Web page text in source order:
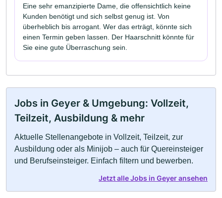
Eine sehr emanzipierte Dame, die offensichtlich keine
Kunden benötigt und sich selbst genug ist. Von
überheblich bis arrogant. Wer das erträgt, könnte sich
einen Termin geben lassen. Der Haarschnitt könnte für
Sie eine gute Überraschung sein.
Jobs in Geyer & Umgebung: Vollzeit,
Teilzeit, Ausbildung & mehr
Aktuelle Stellenangebote in Vollzeit, Teilzeit, zur
Ausbildung oder als Minijob – auch für Quereinsteiger
und Berufseinsteiger. Einfach filtern und bewerben.
Jetzt alle Jobs in Geyer ansehen